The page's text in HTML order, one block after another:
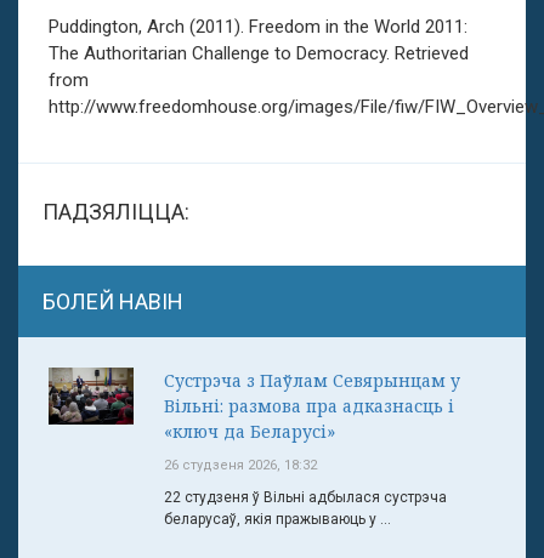
Puddington, Arch (2011). Freedom in the World 2011:
The Authoritarian Challenge to Democracy. Retrieved
from
http://www.freedomhouse.org/images/File/fiw/
ПАДЗЯЛІЦЦА:
БОЛЕЙ НАВІН
Сустрэча з Паўлам Севярынцам у
Вільні: размова пра адказнасць і
«ключ да Беларусі»
26 студзеня 2026, 18:32
22 студзеня ў Вільні адбылася сустрэча
беларусаў, якія пражываюць у ...